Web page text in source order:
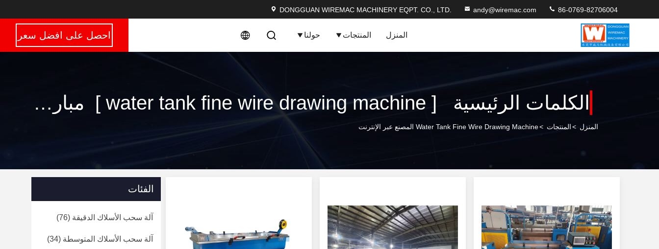
DONGGUAN WIREMAC MACHINERY EQPT. CO., LTD. andy@wiremac.com 86-0769-82706004
المنزل المنتجات حولنا احصل على افضل سعر
الكلمات الرئيسية [ water tank fine wire drawing machine ] مباراة 21 المنتجات
المنزل >المنتجات >Water Tank Fine Wire Drawing Machine المصنع عبر الإنترنت
الفئات
آلة سحب الأسلاك الدقيقة (76)
آلة سحب الأسلاك المتوسطة (34)